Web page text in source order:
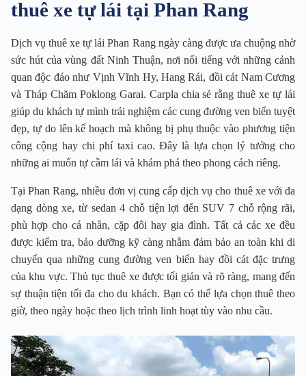
thuê xe tự lái tại Phan Rang
Dịch vụ thuê xe tự lái Phan Rang ngày càng được ưa chuộng nhờ
sức hút của vùng đất Ninh Thuận, nơi nổi tiếng với những cảnh
quan độc đáo như Vịnh Vĩnh Hy, Hang Rái, đồi cát Nam Cương
và Tháp Chăm Poklong Garai. Carpla chia sẻ rằng thuê xe tự lái
giúp du khách tự mình trải nghiệm các cung đường ven biển tuyệt
đẹp, tự do lên kế hoạch mà không bị phụ thuộc vào phương tiện
công cộng hay chi phí taxi cao. Đây là lựa chọn lý tưởng cho
những ai muốn tự cầm lái và khám phá theo phong cách riêng.
Tại Phan Rang, nhiều đơn vị cung cấp dịch vụ cho thuê xe với đa
dạng dòng xe, từ sedan 4 chỗ tiện lợi đến SUV 7 chỗ rộng rãi,
phù hợp cho cá nhân, cặp đôi hay gia đình. Tất cả các xe đều
được kiểm tra, bảo dưỡng kỹ càng nhằm đảm bảo an toàn khi di
chuyển qua những cung đường ven biển hay đồi cát đặc trưng
của khu vực. Thủ tục thuê xe được tối giản và rõ ràng, mang đến
sự thuận tiện tối đa cho du khách. Bạn có thể lựa chọn thuê theo
giờ, theo ngày hoặc theo lịch trình linh hoạt tùy vào nhu cầu.